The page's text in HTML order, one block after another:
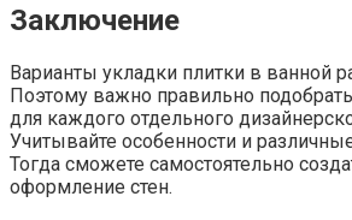
Заключение
Варианты укладки плитки в ванной
Поэтому важно правильно
для каждого отдельного
Учитывайте особенности и
Тогда сможете самостоятельно
оформление стен.